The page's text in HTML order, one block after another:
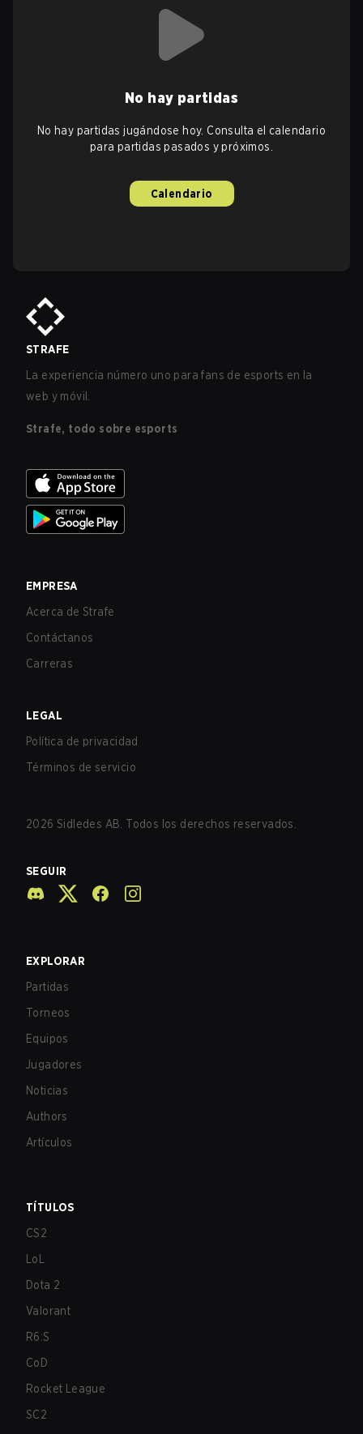
No hay partidas
No hay partidas jugándose hoy. Consulta el calendario
para partidas pasados y próximos.
Calendario
STRAFE
La experiencia número uno para fans de esports en la
web y móvil.
Strafe, todo sobre esports
EMPRESA
Acerca de Strafe
Contáctanos
Carreras
LEGAL
Política de privacidad
Términos de servicio
2026 Sidledes AB. Todos los derechos reservados.
SEGUIR
EXPLORAR
Partidas
Torneos
Equipos
Jugadores
Noticias
Authors
Artículos
TÍTULOS
CS2
LoL
Dota 2
Valorant
R6:S
CoD
Rocket League
SC2